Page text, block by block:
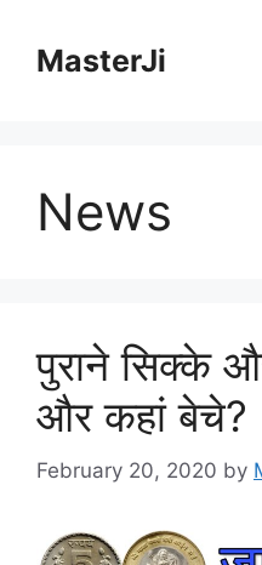
contentMasterJi
News
पुराने सिक्के
और कहां बेचे?
February 20, 2020 by